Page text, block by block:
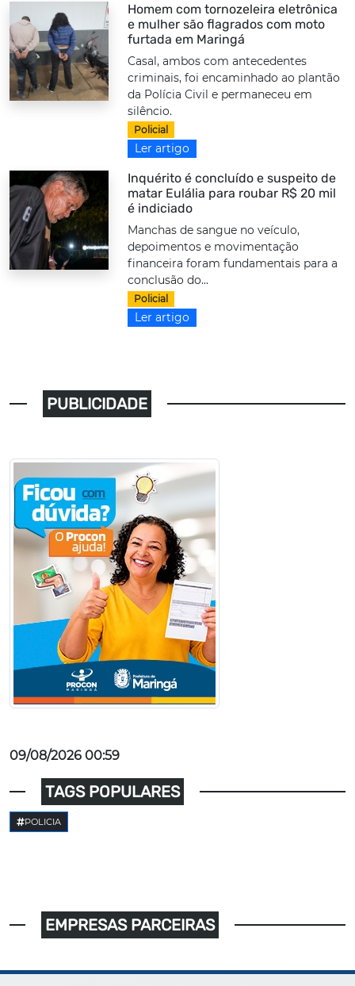
Homem com tornozeleira eletrônica
e mulher são flagrados com moto
furtada em Maringá
Casal, ambos com antecedentes
criminais, foi encaminhado ao plantão
da Polícia Civil e permaneceu em
silêncio.
Policial
Ler artigo
Inquérito é concluído e suspeito de
matar Eulália para roubar R$ 20 mil
é indiciado
Manchas de sangue no veículo,
depoimentos e movimentação
financeira foram fundamentais para a
conclusão do...
Policial
Ler artigo
PUBLICIDADE
09/08/2026 00:59
TAGS POPULARES
POLICIA
EMPRESAS PARCEIRAS